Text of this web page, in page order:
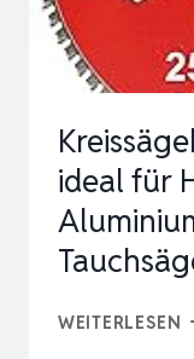
ideal für
WEITERLESEN